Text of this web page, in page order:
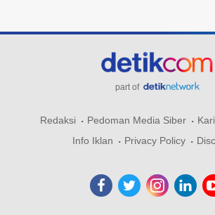
part of
Redaksi Pedoman Media Siber
Info Iklan
Privacy Policy